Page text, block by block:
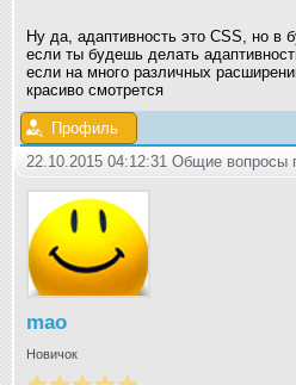
Ну да, адаптивность это СSS, но в
если ты будешь делать
если на много различных
красиво смотрется
Профиль
22.10.2015 04:12:31 Общие вопросы
mao
Новичок